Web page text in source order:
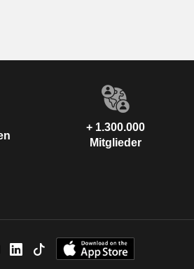
+ 1.300.000
Mitglieder